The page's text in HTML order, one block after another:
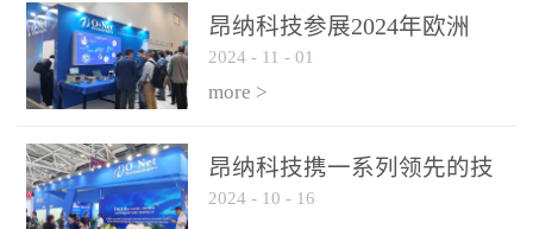
昂纳科技参展2024年欧洲
ECOC展会
2024 - 11 - 01
more >
昂纳科技携一系列领先的技
术平台和优秀产品参展2024
2024 - 10 - 16